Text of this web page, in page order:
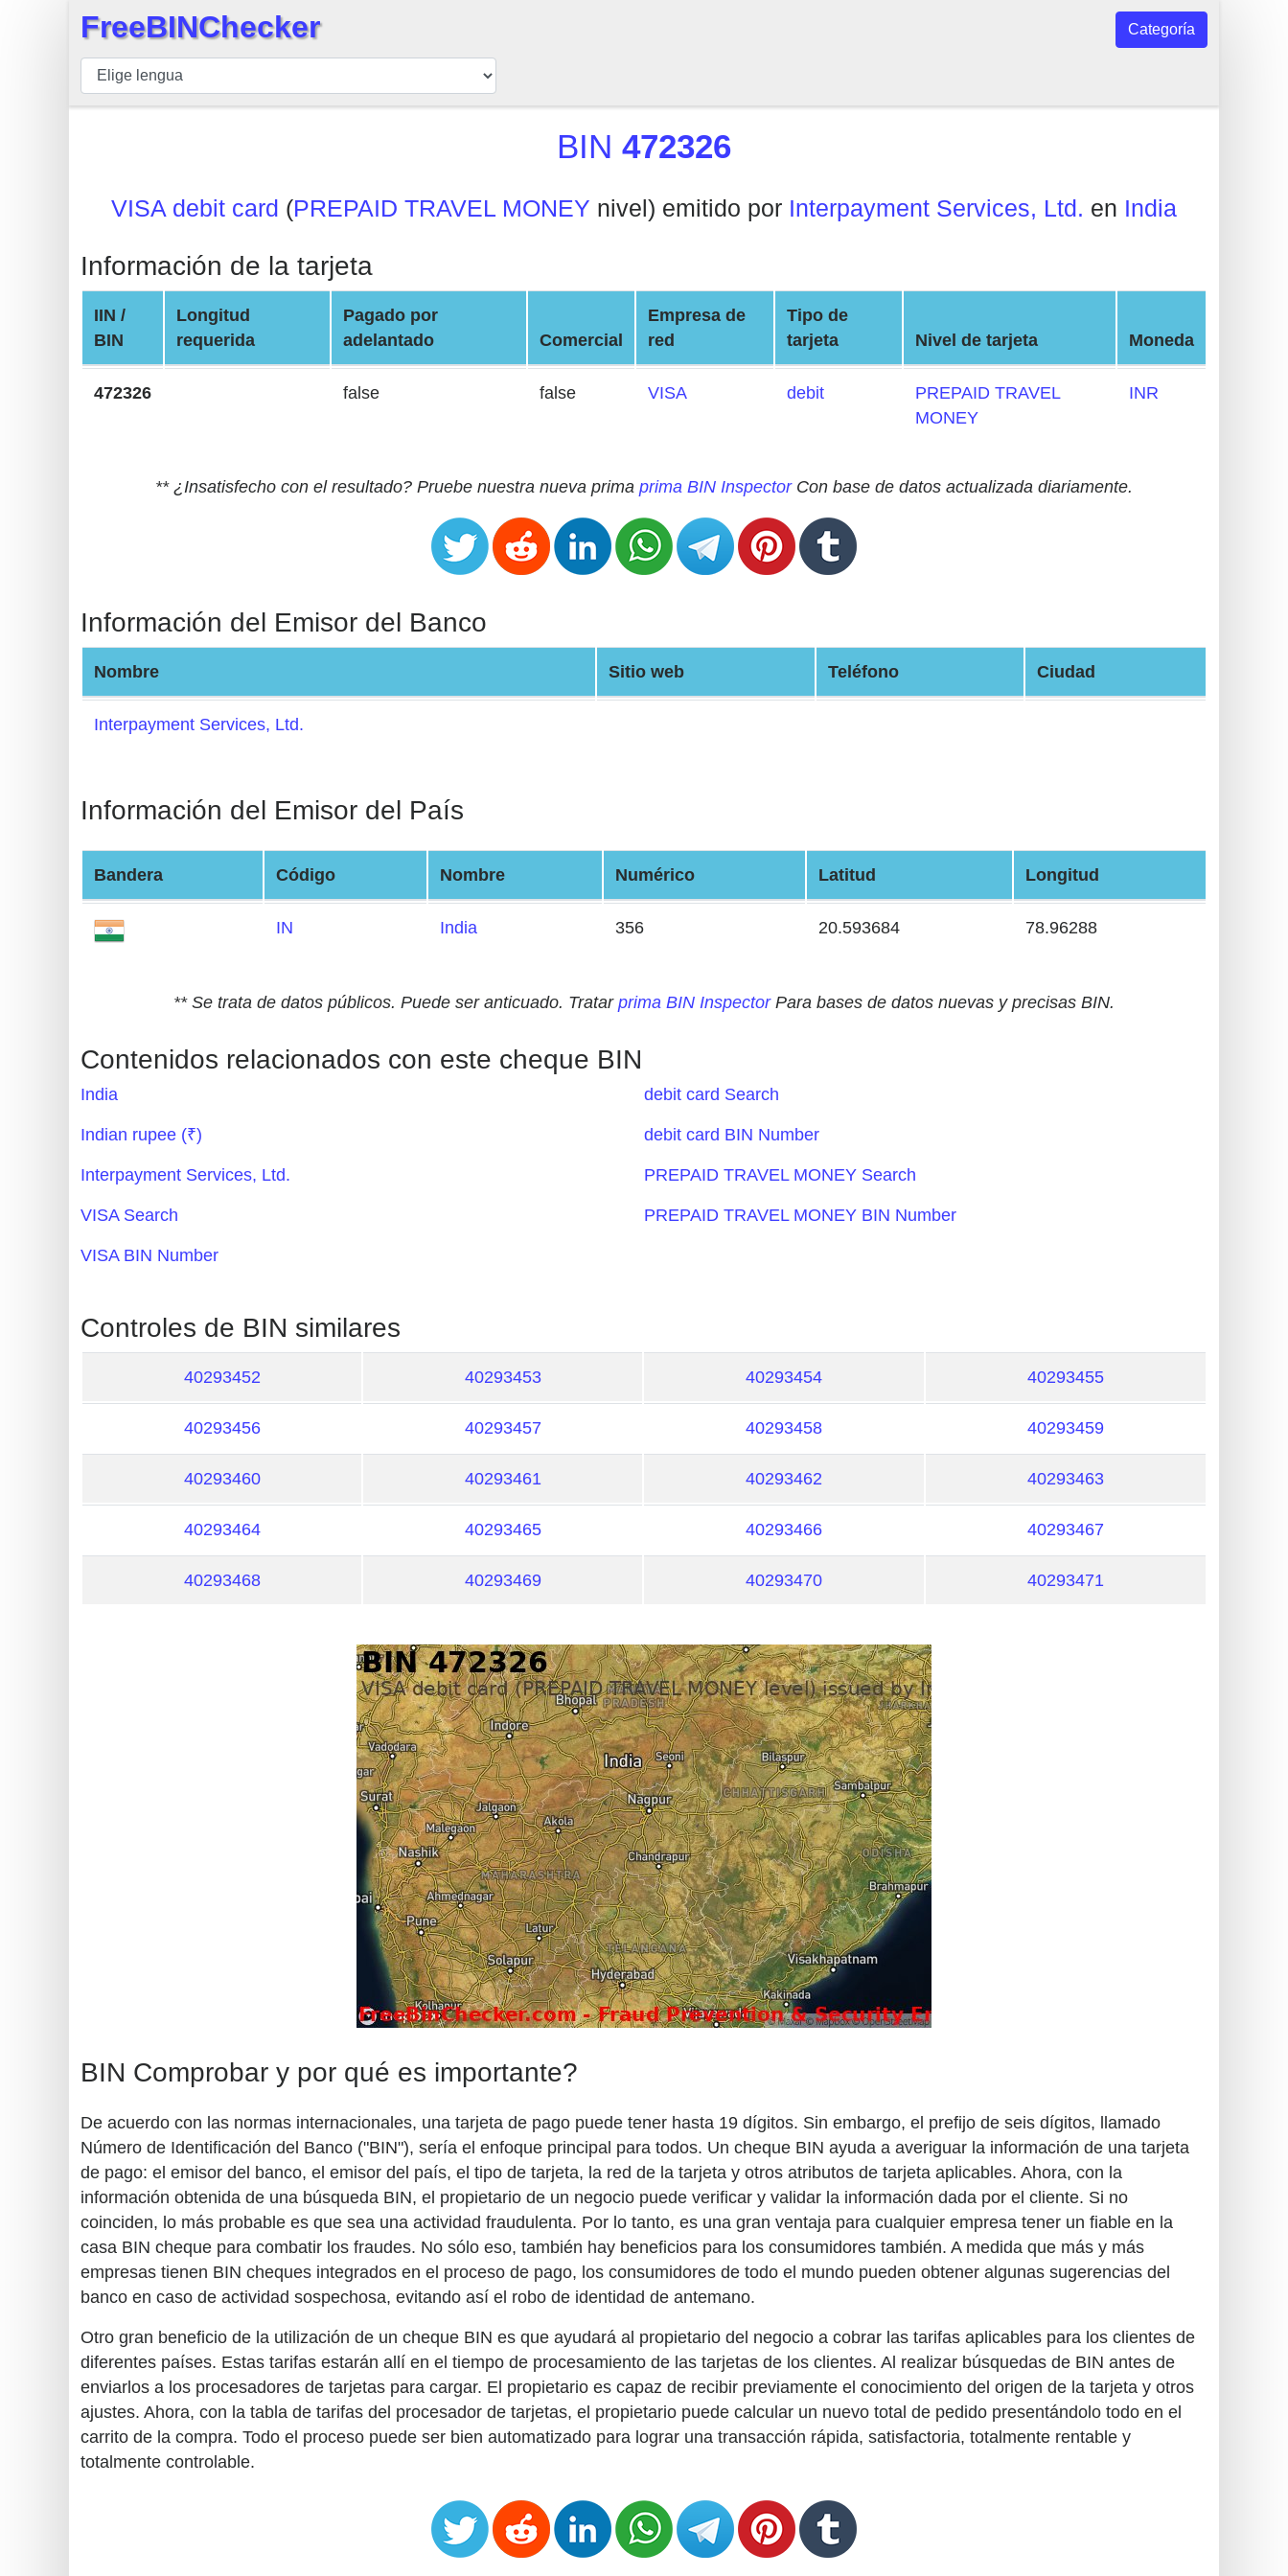
BIN
Inspector
Número
API
BIN
Generator
BIN
Checker
Generator
Credit
Card
Validator
Credit
Card
Credit
Generator
Credit
Card
Card
Service
What
My
Address
IP
Lookup
BIN
FreeBINChecker Categoría
BIN 472326
VISA debit card (PREPAID TRAVEL MONEY nivel) emitido por Interpayment Services, Ltd. en India
Información de la tarjeta
IIN /
BIN
Longitud
requerida
Pagado por
adelantado
Comercial
Empresa de
red
Tipo de
tarjeta
Nivel de tarjeta Moneda
472326 false false VISA debit
PREPAID TRAVEL
MONEY
INR
** ¿Insatisfecho con el resultado? Pruebe nuestra nueva prima prima BIN InspectorCon base de datos actualizada diariamente.
Información del Emisor del Banco
Nombre Sitio web Teléfono Ciudad
Interpayment Services, Ltd.
Información del Emisor del País
Bandera Código Nombre Numérico Latitud Longitud
IN India 356 20.593684 78.96288
** Se trata de datos públicos. Puede ser anticuado. Tratar prima BIN InspectorPara bases de datos nuevas y precisas BIN.
Contenidos relacionados con este cheque BIN
India
Indian rupee (₹)
Interpayment Services, Ltd.
VISA Search
VISA BIN Number
debit card Search
debit card BIN Number
PREPAID TRAVEL MONEY Search
PREPAID TRAVEL MONEY BIN Number
Controles de BIN similares
40293452 40293453 40293454 40293455
40293456 40293457 40293458 40293459
40293460 40293461 40293462 40293463
40293464 40293465 40293466 40293467
40293468 40293469 40293470 40293471
BIN Comprobar y por qué es importante?
De acuerdo con las normas internacionales, una tarjeta de pago puede tener hasta 19 dígitos. Sin embargo, el prefijo de seis dígitos, llamado
Número de Identificación del Banco ("BIN"), sería el enfoque principal para todos. Un cheque BIN ayuda a averiguar la información de una tarjeta
de pago: el emisor del banco, el emisor del país, el tipo de tarjeta, la red de la tarjeta y otros atributos de tarjeta aplicables. Ahora, con la
información obtenida de una búsqueda BIN, el propietario de un negocio puede verificar y validar la información dada por el cliente. Si no
coinciden, lo más probable es que sea una actividad fraudulenta. Por lo tanto, es una gran ventaja para cualquier empresa tener un fiable en la
casa BIN cheque para combatir los fraudes. No sólo eso, también hay beneficios para los consumidores también. A medida que más y más
empresas tienen BIN cheques integrados en el proceso de pago, los consumidores de todo el mundo pueden obtener algunas sugerencias del
banco en caso de actividad sospechosa, evitando así el robo de identidad de antemano.
Otro gran beneficio de la utilización de un cheque BIN es que ayudará al propietario del negocio a cobrar las tarifas aplicables para los clientes de
diferentes países. Estas tarifas estarán allí en el tiempo de procesamiento de las tarjetas de los clientes. Al realizar búsquedas de BIN antes de
enviarlos a los procesadores de tarjetas para cargar. El propietario es capaz de recibir previamente el conocimiento del origen de la tarjeta y otros
ajustes. Ahora, con la tabla de tarifas del procesador de tarjetas, el propietario puede calcular un nuevo total de pedido presentándolo todo en el
carrito de la compra. Todo el proceso puede ser bien automatizado para lograr una transacción rápida, satisfactoria, totalmente rentable y
totalmente controlable.